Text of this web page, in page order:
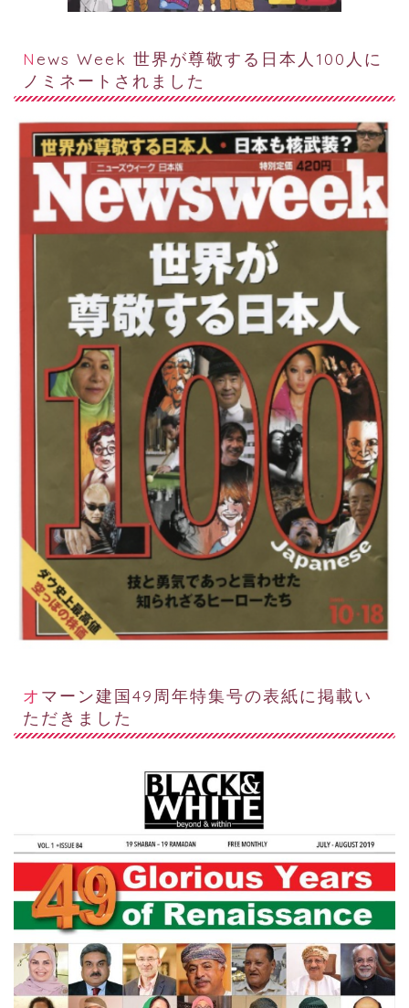
News Week 世界が尊敬する日本人100人に
ノミネートされました
オマーン建国49周年特集号の表紙に掲載い
ただきました